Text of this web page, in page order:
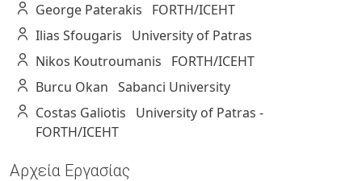
George Paterakis
FORTH/ICEHT
Ilias Sfougaris
University of Patras
Nikos Koutroumanis
FORTH/ICEHT
Burcu Okan Sabanci University
Costas Galiotis
University of Patras -
FORTH/ICEHT
Αρχεία Εργασίας